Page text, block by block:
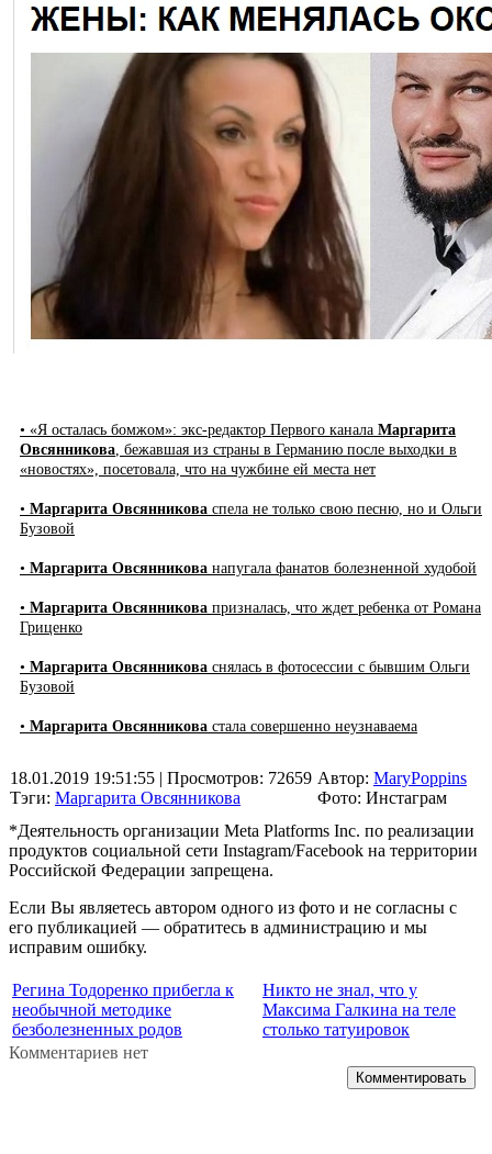
• «Я осталась бомжом»: экс-редактор Первого канала Маргарита
Овсянникова , бежавшая из страны в Германию после выходки в
«новостях», посетовала, что на чужбине ей места нет
• Маргарита Овсянникова спела не только свою песню, но и Ольги
Бузовой
• Маргарита Овсянникова напугала фанатов болезненной худобой
• Маргарита Овсянникова призналась, что ждет ребенка от Романа
Гриценко
• Маргарита Овсянникова снялась в фотосессии с бывшим Ольги
Бузовой
• Маргарита Овсянникова стала совершенно неузнаваема
18.01.2019 19:51:55 | Просмотров: 72659
Тэги: Маргарита Овсянникова
Автор: MaryPoppins
Фото: Инстаграм
*Деятельность организации Meta Platforms Inc. по реализации
продуктов социальной сети Instagram/Facebook на территории
Российской Федерации запрещена.
Если Вы являетесь автором одного из фото и не согласны с
его публикацией — обратитесь в администрацию и мы
исправим ошибку.
Регина Тодоренко прибегла к
необычной методике
безболезненных родов
Никто не знал, что у
Максима Галкина на теле
столько татуировок
Комментариев нет
Комментировать